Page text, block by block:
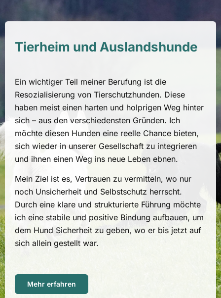
Tierheim und Auslandshunde
Ein wichtiger Teil meiner Berufung ist die
Resozialisierung von Tierschutzhunden. Diese
haben meist einen harten und holprigen Weg hinter
sich – aus den verschiedensten Gründen. Ich
möchte diesen Hunden eine reelle Chance bieten,
sich wieder in unserer Gesellschaft zu integrieren
und ihnen einen Weg ins neue Leben ebnen.
Mein Ziel ist es, Vertrauen zu vermitteln, wo nur
noch Unsicherheit und Selbstschutz herrscht.
Durch eine klare und strukturierte Führung möchte
ich eine stabile und positive Bindung aufbauen, um
dem Hund Sicherheit zu geben, wo er bis jetzt auf
sich allein gestellt war.
Mehr erfahren